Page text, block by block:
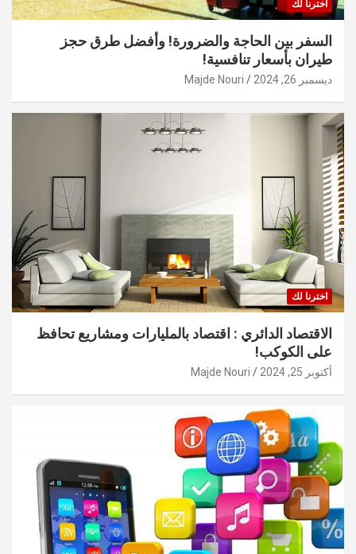
اخترنا لك
السفر بين الحاجة والضرورة! وأفضل طرق حجز
طيران بأسعار تنافسية!
ديسمبر 26, 2024 Majde Nouri
اخترنا لك
الاقتصاد الدائري : اقتصاد بالمليارات ومشاريع تحافظ
على الكوكب!
أكتوبر 25, 2024 Majde Nouri